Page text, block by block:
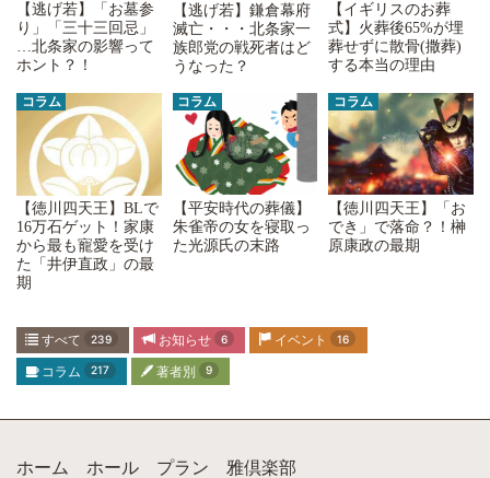
【逃げ若】「お墓参
り」「三十三回忌」
…北条家の影響って
ホント？！
【逃げ若】鎌倉幕府
滅亡・・・北条家一
族郎党の戦死者はど
うなった？
【イギリスのお葬
式】火葬後65%が埋
葬せずに散骨(撒葬)
する本当の理由
コラム
【徳川四天王】BLで
16万石ゲット！家康
から最も寵愛を受け
た「井伊直政」の最
期
コラム
【平安時代の葬儀】
朱雀帝の女を寝取っ
た光源氏の末路
コラム
【徳川四天王】「お
でき」で落命？！榊
原康政の最期
すべて 239 お知らせ 6 イベント 16
コラム 217 著者別 9
ホーム ホール プラン
雅倶楽部